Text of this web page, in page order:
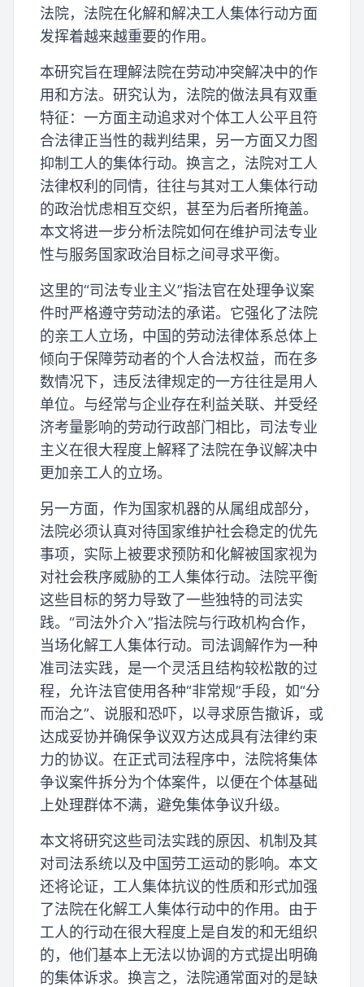
法院，法院在化解和解决工人集体行动方面
发挥着越来越重要的作用。
本研究旨在理解法院在劳动冲突解决中的作
用和方法。研究认为，法院的做法具有双重
特征：一方面主动追求对个体工人公平且符
合法律正当性的裁判结果，另一方面又力图
抑制工人的集体行动。换言之，法院对工人
法律权利的同情，往往与其对工人集体行动
的政治忧虑相互交织，甚至为后者所掩盖。
本文将进一步分析法院如何在维护司法专业
性与服务国家政治目标之间寻求平衡。
这里的“司法专业主义”指法官在处理争议案
件时严格遵守劳动法的承诺。它强化了法院
的亲工人立场，中国的劳动法律体系总体上
倾向于保障劳动者的个人合法权益，而在多
数情况下，违反法律规定的一方往往是用人
单位。与经常与企业存在利益关联、并受经
济考量影响的劳动行政部门相比，司法专业
主义在很大程度上解释了法院在争议解决中
更加亲工人的立场。
另一方面，作为国家机器的从属组成部分，
法院必须认真对待国家维护社会稳定的优先
事项，实际上被要求预防和化解被国家视为
对社会秩序威胁的工人集体行动。法院平衡
这些目标的努力导致了一些独特的司法实
践。“司法外介入”指法院与行政机构合作，
当场化解工人集体行动。司法调解作为一种
准司法实践，是一个灵活且结构较松散的过
程，允许法官使用各种“非常规”手段，如“分
而治之”、说服和恐吓，以寻求原告撤诉，或
达成妥协并确保争议双方达成具有法律约束
力的协议。在正式司法程序中，法院将集体
争议案件拆分为个体案件，以便在个体基础
上处理群体不满，避免集体争议升级。
本文将研究这些司法实践的原因、机制及其
对司法系统以及中国劳工运动的影响。本文
还将论证，工人集体抗议的性质和形式加强
了法院在化解工人集体行动中的作用。由于
工人的行动在很大程度上是自发的和无组织
的，他们基本上无法以协调的方式提出明确
的集体诉求。换言之，法院通常面对的是缺